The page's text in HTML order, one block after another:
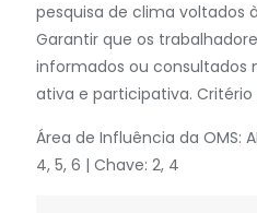
pesquisa de clima voltados
Garantir que os
informados ou consultados
ativa e participativa.
Área de Influência da OMS:
4, 5, 6 | Chave: 2, 4